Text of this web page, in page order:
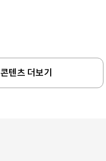
콘텐츠 더보기